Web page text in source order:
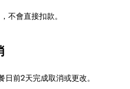
不會直接扣款。
日前2天完成取消或更改。